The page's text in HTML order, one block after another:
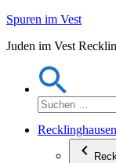
Zum
springen
Spuren im Vest
Juden im Vest
Suchen
nach:
Recklinghausen